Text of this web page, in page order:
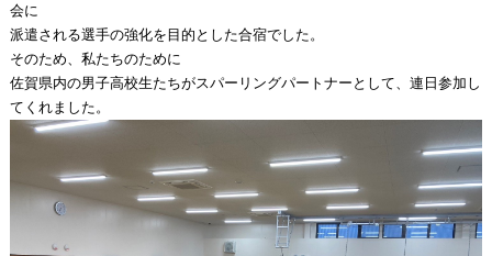
会に
派遣される選手の強化を目的とした合宿でした。
そのため、私たちのために
佐賀県内の男子高校生たちがスパーリングパートナーとして、連日参加し
てくれました。